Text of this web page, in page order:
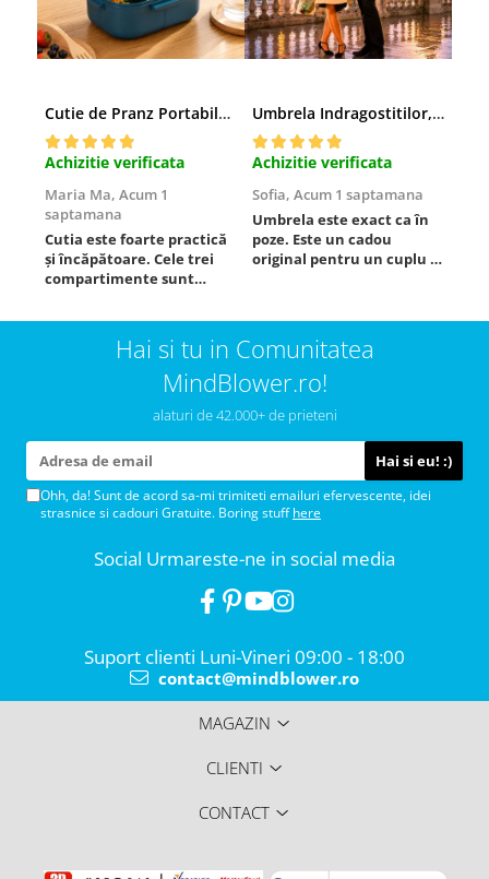
Cutie de Pranz Portabila cu Compartimente
Achizitie verificata
Maria Ma, Acum 1
saptamana
Cutia este foarte practică
și încăpătoare. Cele trei
compartimente sunt
alimentele, iar închiderea
este sigură, fără scurgeri.
O folosesc aproape zilnic la
serviciu și sunt foarte
Umbrela Indragostitilor, Inima rosie
Achizitie verificata
Sofia, Acum 1 saptamana
Umbrela este exact ca în
poze. Este un cadou
original pentru un cuplu și
se deschide ușor, iar
dimensiunea este
potrivită. Sunt foarte
mulțumită de achiziție și o
recomand celor care vor
ceva ...
Hai si tu in Comunitatea
MindBlower.ro!
alaturi de 42.000+ de prieteni
Ohh, da! Sunt de acord sa-mi trimiteti emailuri efervescente, idei
strasnice si cadouri Gratuite. Boring stuffhere
Social Urmareste-ne in social media
Suport clienti Luni-Vineri 09:00 - 18:00
contact@mindblower.ro
MAGAZIN
CLIENTI
CONTACT